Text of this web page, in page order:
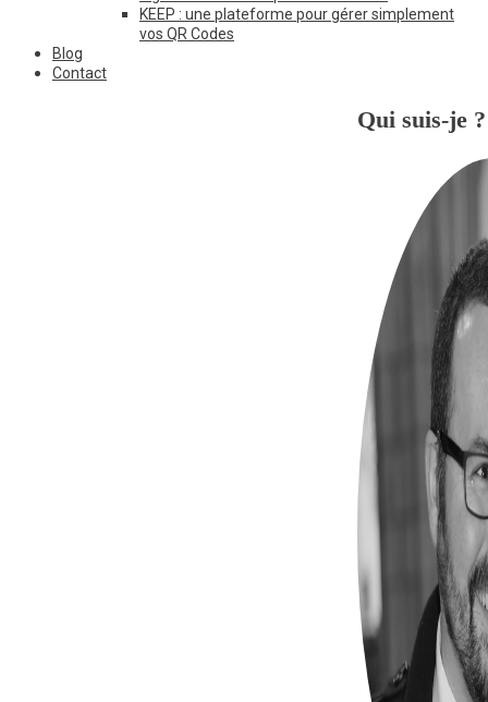
KEEP : une plateforme pour gérer simplement
vos QR Codes
Blog
Contact
Qui suis-je ?